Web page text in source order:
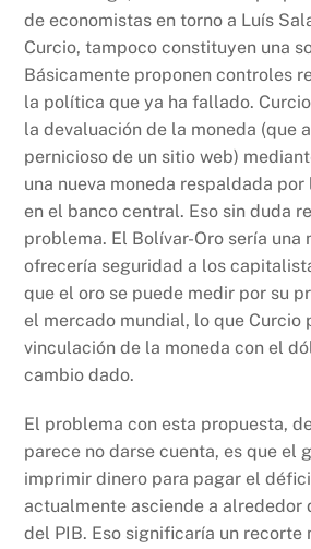
de economistas en torno a Luís
Curcio, tampoco constituyen una
Básicamente proponen controles
la política que ya ha fallado.
la devaluación de la moneda (que
pernicioso de un sitio web)
una nueva moneda respaldada por
en el banco central. Eso sin duda
problema. El Bolívar-Oro sería una
ofrecería seguridad a los
que el oro se puede medir por su
el mercado mundial, lo que Curcio
vinculación de la moneda con el
cambio dado.
El problema con esta propuesta,
parece no darse cuenta, es que el
imprimir dinero para pagar el
actualmente asciende a alrededor
del PIB. Eso significaría un recorte